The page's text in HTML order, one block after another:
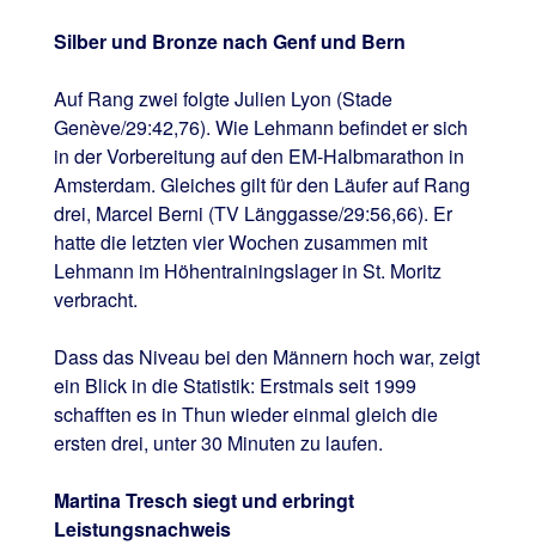
Silber und Bronze nach Genf und Bern
Auf Rang zwei folgte Julien Lyon (Stade
Genève/29:42,76). Wie Lehmann befindet er sich
in der Vorbereitung auf den EM-Halbmarathon in
Amsterdam. Gleiches gilt für den Läufer auf Rang
drei, Marcel Berni (TV Länggasse/29:56,66). Er
hatte die letzten vier Wochen zusammen mit
Lehmann im Höhentrainingslager in St. Moritz
verbracht.
Dass das Niveau bei den Männern hoch war, zeigt
ein Blick in die Statistik: Erstmals seit 1999
schafften es in Thun wieder einmal gleich die
ersten drei, unter 30 Minuten zu laufen.
Martina Tresch siegt und erbringt
Leistungsnachweis